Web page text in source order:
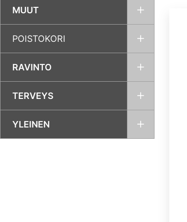
MUUT
POISTOKORI
RAVINTO
TERVEYS
YLEINEN